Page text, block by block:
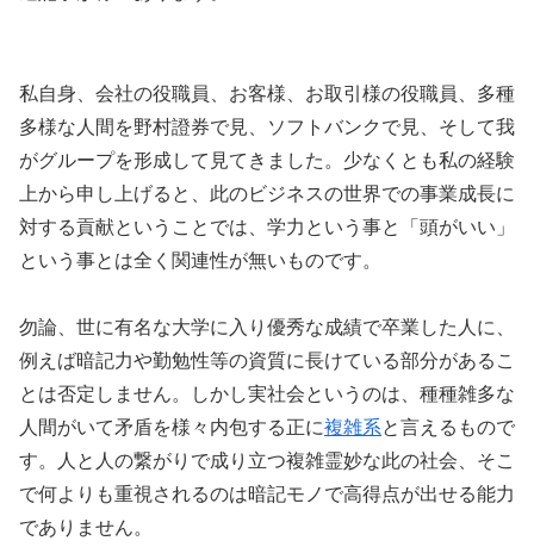
私自身、会社の役職員、お客様、お取引様の役職員、多種
多様な人間を野村證券で見、ソフトバンクで見、そして我
がグループを形成して見てきました。少なくとも私の経験
上から申し上げると、此のビジネスの世界での事業成長に
対する貢献ということでは、学力という事と「頭がいい」
という事とは全く関連性が無いものです。
勿論、世に有名な大学に入り優秀な成績で卒業した人に、
例えば暗記力や勤勉性等の資質に長けている部分があるこ
とは否定しません。しかし実社会というのは、種種雑多な
人間がいて矛盾を様々内包する正に複雑系と言えるもので
す。人と人の繋がりで成り立つ複雑霊妙な此の社会、そこ
で何よりも重視されるのは暗記モノで高得点が出せる能力
でありません。